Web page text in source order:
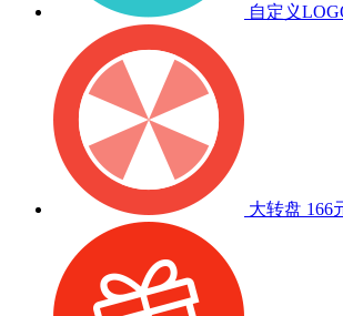
自定义
大转盘 166